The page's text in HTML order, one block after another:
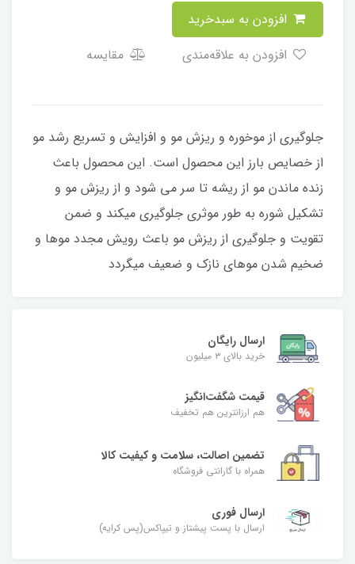
مقایسه
جلوگیری از موخوره و ریزش مو و افزایش و تسریع رشد مو
از خصایص بارز این محصول است. این محصول باعث
زنده ماندن مو از ریشه تا سر می شود و از ریزش مو و
تشکیل شوره به طور موثری جلوگیری میکند و ضمن
تقویت و جلوگیری از ریزش مو باعث رویش مجدد موها و
ضخیم شدن موهای نازک و ضعیف میگردد
ارسال رایگان
خرید بالای ۳ میلیون
قیمت شگفت‌انگیز
هم ارزانترین هم تخفیف
تضمین اصالت، سلامت و کیفیت کالا
همراه با گارانتی فروشگاه
ارسال فوری
ارسال با پست پیشتاز و تیپاکس(پس کرایه)